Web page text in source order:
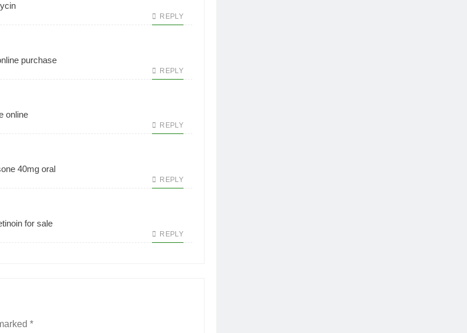
REPLY
purchase
REPLY
online
REPLY
40mg oral
REPLY
for sale
REPLY
*